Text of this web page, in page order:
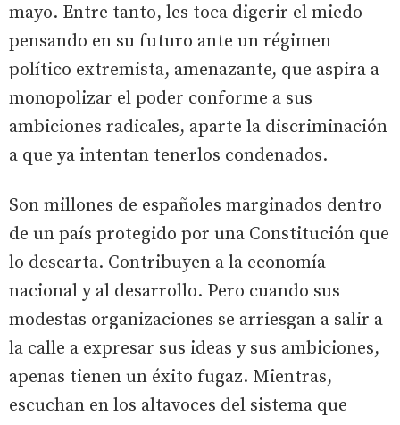
mayo. Entre tanto, les toca digerir el miedo
pensando en su futuro ante un régimen
político extremista, amenazante, que aspira a
monopolizar el poder conforme a sus
ambiciones radicales, aparte la discriminación
a que ya intentan tenerlos condenados.
Son millones de españoles marginados dentro
de un país protegido por una Constitución que
lo descarta. Contribuyen a la economía
nacional y al desarrollo. Pero cuando sus
modestas organizaciones se arriesgan a salir a
la calle a expresar sus ideas y sus ambiciones,
apenas tienen un éxito fugaz. Mientras,
escuchan en los altavoces del sistema que